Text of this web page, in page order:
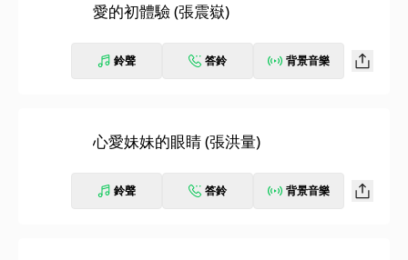
愛的初體驗 (張震嶽)
鈴聲 答鈴 背景音樂
心愛妹妹的眼睛 (張洪量)
鈴聲 答鈴 背景音樂